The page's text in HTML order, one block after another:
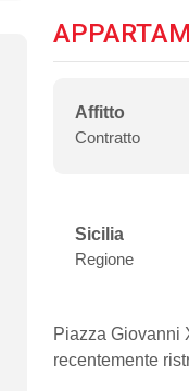
Affitto
Contratto
Sicilia
Regione
Piazza Giovanni
recentemente